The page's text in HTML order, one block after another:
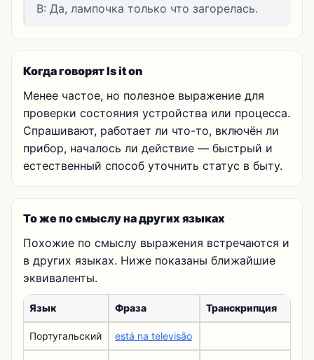
B: Да, лампочка только что загорелась.
Когда говорят Is it on
Менее частое, но полезное выражение для
проверки состояния устройства или процесса.
Спрашивают, работает ли что-то, включён ли
прибор, началось ли действие — быстрый и
естественный способ уточнить статус в быту.
То же по смыслу на других языках
Похожие по смыслу выражения встречаются и
в других языках. Ниже показаны ближайшие
эквиваленты.
Язык Фраза Транскрипция
Португальский está na televisão